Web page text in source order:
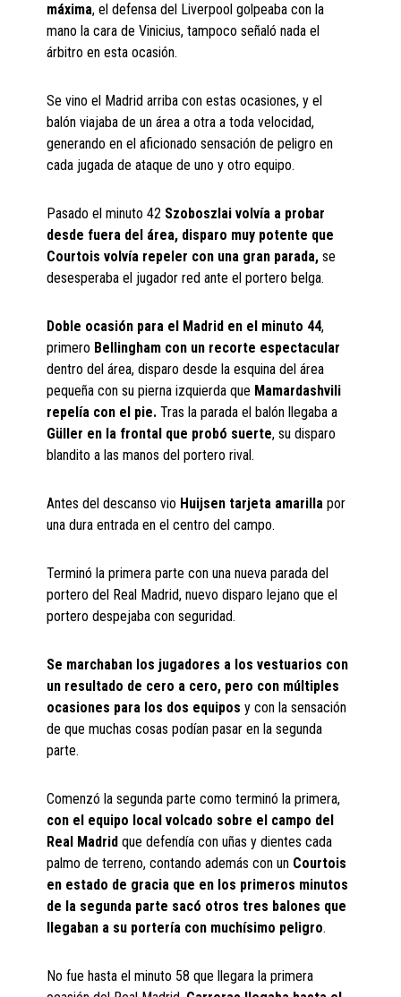
máxima, el defensa del Liverpool golpeaba con la
mano la cara de Vinicius, tampoco señaló nada el
árbitro en esta ocasión.
Se vino el Madrid arriba con estas ocasiones, y el
balón viajaba de un área a otra a toda velocidad,
generando en el aficionado sensación de peligro en
cada jugada de ataque de uno y otro equipo.
Pasado el minuto 42 Szoboszlai volvía a probar
desde fuera del área, disparo muy potente que
Courtois volvía repeler con una gran parada, se
desesperaba el jugador red ante el portero belga.
Doble ocasión para el Madrid en el minuto 44,
primero Bellingham con un recorte espectacular
dentro del área, disparo desde la esquina del área
pequeña con su pierna izquierda que Mamardashvili
repelía con el pie. Tras la parada el balón llegaba a
Güller en la frontal que probó suerte, su disparo
blandito a las manos del portero rival.
Antes del descanso vio Huijsen tarjeta amarilla por
una dura entrada en el centro del campo.
Terminó la primera parte con una nueva parada del
portero del Real Madrid, nuevo disparo lejano que el
portero despejaba con seguridad.
Se marchaban los jugadores a los vestuarios con
un resultado de cero a cero, pero con múltiples
ocasiones para los dos equipos y con la sensación
de que muchas cosas podían pasar en la segunda
parte.
Comenzó la segunda parte como terminó la primera,
con el equipo local volcado sobre el campo del
Real Madrid que defendía con uñas y dientes cada
palmo de terreno, contando además con un Courtois
en estado de gracia que en los primeros minutos
de la segunda parte sacó otros tres balones que
llegaban a su portería con muchísimo peligro.
No fue hasta el minuto 58 que llegara la primera